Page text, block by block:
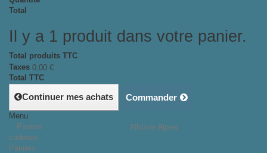
Total
Il y a 1 produit dans votre panier.
Total produits TTC
Taxes 0,00 €
Total TTC
Continuer mes achats Commander
Rhône Alpes
Menu
Paniers
cadeaux
Paniers